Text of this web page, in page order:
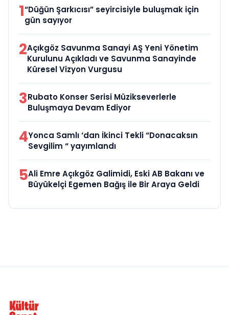
1“Düğün Şarkıcısı” seyircisiyle buluşmak için
gün sayıyor
2Açıkgöz Savunma Sanayi AŞ Yeni Yönetim
Kurulunu Açıkladı ve Savunma Sanayinde
Küresel Vizyon Vurgusu
3Rubato Konser Serisi Müzikseverlerle
Buluşmaya Devam Ediyor
4Yonca Samlı ‘dan İkinci Tekli “Donacaksın
Sevgilim “ yayımlandı
5Ali Emre Açıkgöz Galimidi, Eski AB Bakanı ve
Büyükelçi Egemen Bağış ile Bir Araya Geldi